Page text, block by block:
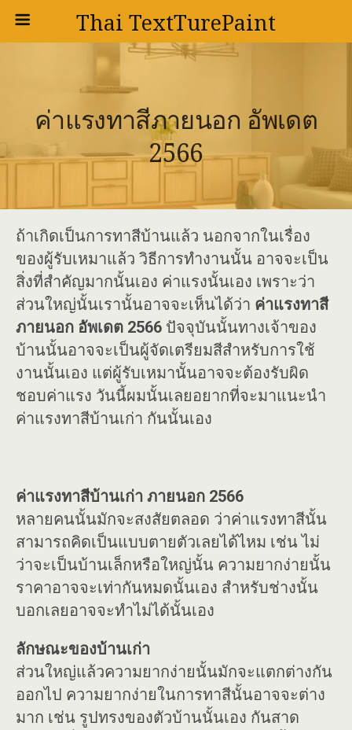
Thai TextTurePaint
ค่าแรงทาสีภายนอก อัพเดต
2566
ถ้าเกิดเป็นการทาสีบ้านแล้ว นอกจากในเรื่อง
ของผู้รับเหมาแล้ว วิธีการทำงานนั้น อาจจะเป็น
สิ่งที่สำคัญมากนั้นเอง ค่าแรงนั้นเอง เพราะว่า
ส่วนใหญ่นั้นเรานั้นอาจจะเห็นได้ว่า ค่าแรงทาสี
ภายนอก อัพเดต 2566 ปัจจุบันนั้นทางเจ้าของ
บ้านนั้นอาจจะเป็นผู้จัดเตรียมสีสำหรับการใช้
งานนั้นเอง แต่ผู้รับเหมานั้นอาจจะต้องรับผิด
ชอบค่าแรง วันนี้ผมนั้นเลยอยากที่จะมาแนะนำ
ค่าแรงทาสีบ้านเก่า กันนั้นเอง
ค่าแรงทาสีบ้านเก่า ภายนอก 2566
หลายคนนั้นมักจะสงสัยตลอด ว่าค่าแรงทาสีนั้น
สามารถคิดเป็นแบบตายตัวเลยได้ไหม เช่น ไม่
ว่าจะเป็นบ้านเล็กหรือใหญ่นั้น ความยากง่ายนั้น
ราคาอาจจะเท่ากันหมดนั้นเอง สำหรับช่างนั้น
บอกเลยอาจจะทำไม่ได้นั้นเอง
ลักษณะของบ้านเก่า
ส่วนใหญ่แล้วความยากง่ายนั้นมักจะแตกต่างกัน
ออกไป ความยากง่ายในการทาสีนั้นอาจจะต่าง
มาก เช่น รูปทรงของตัวบ้านนั้นเอง กันสาด